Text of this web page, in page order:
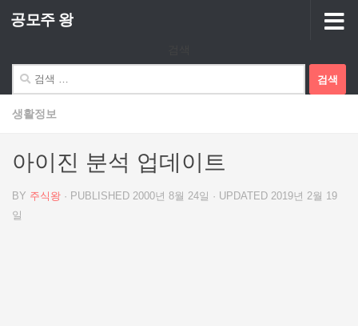
Skip to content
공모주 왕
색:
생활정보
아이진 분석 업데이트
BY 주식왕 · PUBLISHED 2000년 8월 24일 · UPDATED 2019년 2월 19
일